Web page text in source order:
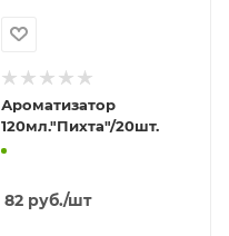
Ароматизатор
120мл."Пихта"/20шт.
82руб./шт